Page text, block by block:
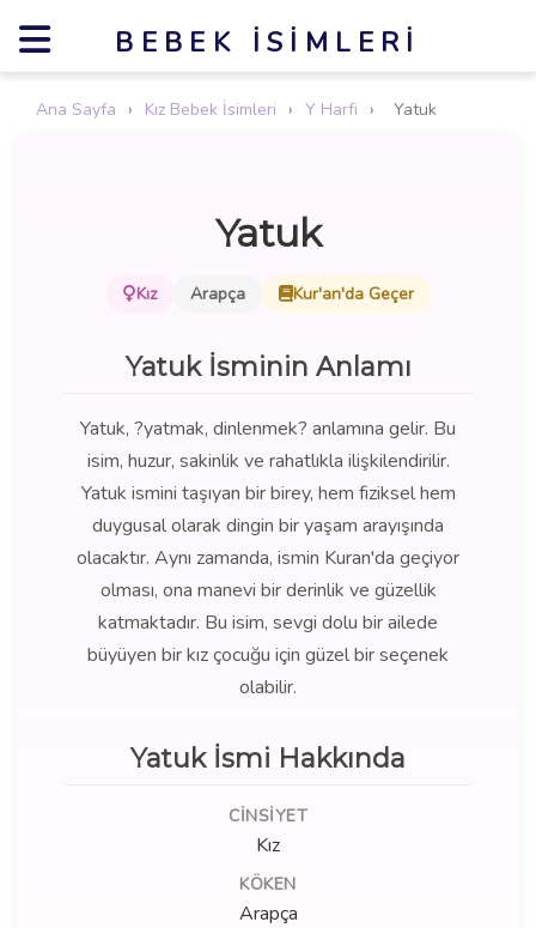
BEBEK İSIMLERI
Ana Sayfa › Kız Bebek İsimleri › Y Harfi › Yatuk
Yatuk
Kız Arapça Kur'an'da Geçer
Yatuk İsminin Anlamı
Yatuk, ?yatmak, dinlenmek? anlamına gelir. Bu
isim, huzur, sakinlik ve rahatlıkla ilişkilendirilir.
Yatuk ismini taşıyan bir birey, hem fiziksel hem
duygusal olarak dingin bir yaşam arayışında
olacaktır. Aynı zamanda, ismin Kuran'da geçiyor
olması, ona manevi bir derinlik ve güzellik
katmaktadır. Bu isim, sevgi dolu bir ailede
büyüyen bir kız çocuğu için güzel bir seçenek
olabilir.
Yatuk İsmi Hakkında
CINSIYET
Kız
KÖKEN
Arapça